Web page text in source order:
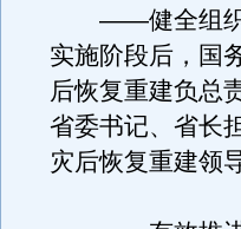
——健全组织机
实施阶段后，国
后恢复重建负总
省委书记、省长
灾后恢复重建领